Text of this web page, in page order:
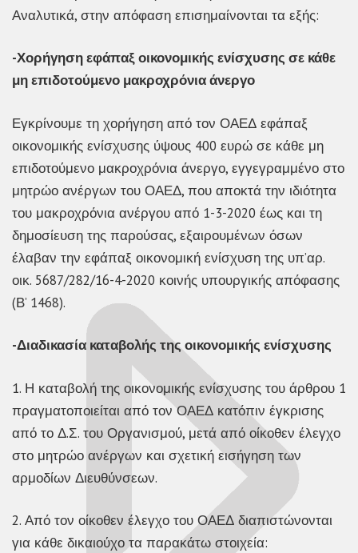
Αναλυτικά, στην απόφαση επισημαίνονται τα εξής:
-Χορήγηση εφάπαξ οικονομικής ενίσχυσης σε κάθε
μη επιδοτούμενο μακροχρόνια άνεργο
Εγκρίνουμε τη χορήγηση από τον ΟΑΕΔ εφάπαξ
οικονομικής ενίσχυσης ύψους 400 ευρώ σε κάθε μη
επιδοτούμενο μακροχρόνια άνεργο, εγγεγραμμένο στο
μητρώο ανέργων του ΟΑΕΔ, που αποκτά την ιδιότητα
του μακροχρόνια ανέργου από 1-3-2020 έως και τη
δημοσίευση της παρούσας, εξαιρουμένων όσων
έλαβαν την εφάπαξ οικονομική ενίσχυση της υπ’αρ.
οικ. 5687/282/16-4-2020 κοινής υπουργικής απόφασης
(Β’ 1468).
-Διαδικασία καταβολής της οικονομικής ενίσχυσης
1. Η καταβολή της οικονομικής ενίσχυσης του άρθρου 1
πραγματοποιείται από τον ΟΑΕΔ κατόπιν έγκρισης
από το Δ.Σ. του Οργανισμού, μετά από οίκοθεν έλεγχο
στο μητρώο ανέργων και σχετική εισήγηση των
αρμοδίων Διευθύνσεων.
2. Από τον οίκοθεν έλεγχο του ΟΑΕΔ διαπιστώνονται
για κάθε δικαιούχο τα παρακάτω στοιχεία: